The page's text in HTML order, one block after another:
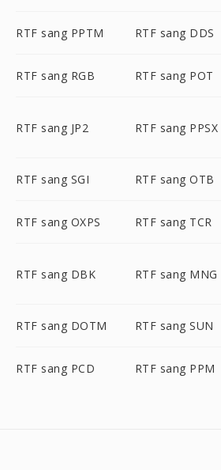
RTF sang PPTM RTF sang DDS
RTF sang RGB RTF sang POT
RTF sang JP2 RTF sang PPSX
RTF sang SGI RTF sang OTB
RTF sang OXPS RTF sang TCR
RTF sang DBK RTF sang MNG
RTF sang DOTM RTF sang SUN
RTF sang PCD RTF sang PPM